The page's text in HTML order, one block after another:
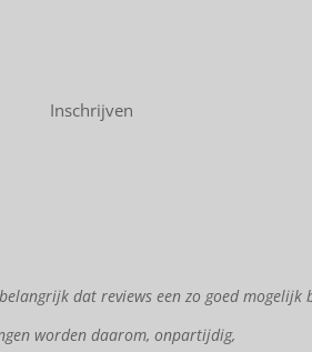
Inschrijven
dat reviews een zo goed mogelijk
worden daarom, onpartijdig,